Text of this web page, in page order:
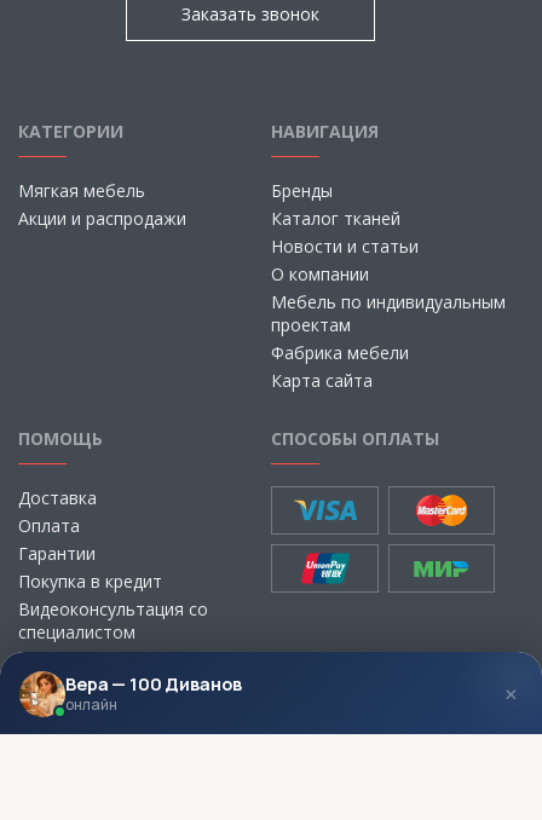
Заказать звонок
КАТЕГОРИИ
Мягкая мебель
Акции и распродажи
НАВИГАЦИЯ
Бренды
Каталог тканей
Новости и статьи
О компании
Мебель по индивидуальным
проектам
Фабрика мебели
Карта сайта
ПОМОЩЬ
Доставка
Оплата
Гарантии
Покупка в кредит
Видеоконсультация со
специалистом
Выбор ткани для мебели без
визита в магазин
СПОСОБЫ ОПЛАТЫ
МЫ В СОЦСЕТЯХ КОНТАКТЫ
Вера — 100 Диванов
онлайн ×